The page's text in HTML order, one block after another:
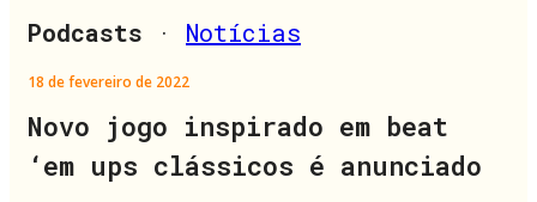
Podcasts · Notícias
18 de fevereiro de 2022
Novo jogo inspirado em beat
‘em ups clássicos é anunciado